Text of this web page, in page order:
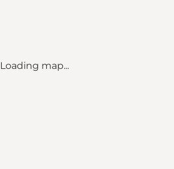
Loading map...